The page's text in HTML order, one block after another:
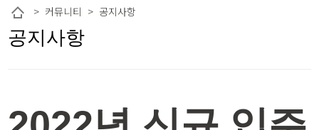
> 커뮤니티 > 공지사항
공지사항
작성자
댓글
조회
작성일